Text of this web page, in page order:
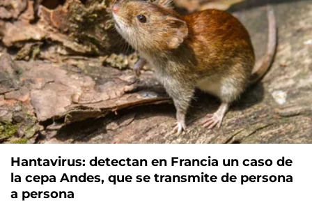
Hantavirus: detectan en Francia un caso de
la cepa Andes, que se transmite de persona
a persona